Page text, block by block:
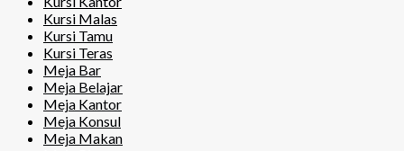
Kursi Malas
Kursi Tamu
Kursi Teras
Meja Bar
Meja Belajar
Meja Kantor
Meja Konsul
Meja Makan